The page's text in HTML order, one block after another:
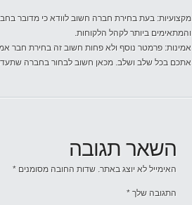
מקצועיות: בעת בחירת חברה חשוב לוודא כי מדובר
והמתאימים ביותר לקהל הלקוחות.
אמינות: פרמטר נוסף ולא פחות חשוב זה בחירת חבר
אתכם בכל שלב ושלב. מכאן חשוב לבחור בחברה
השאר תגובה
האימייל לא יוצג באתר. שדות החובה מסומנים *
התגובה שלך *